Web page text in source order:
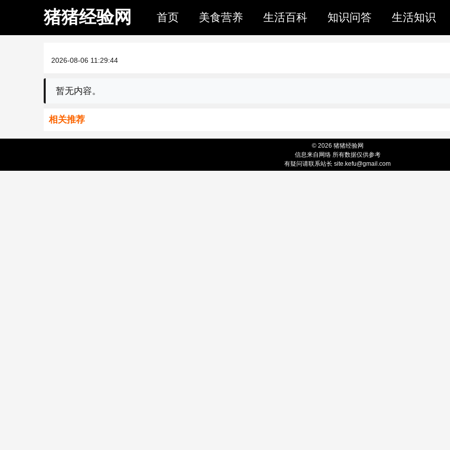
猪猪经验网 首页 美食营养 生活百科 知识问答 生活知识
2026-08-06 11:29:44
暂无内容。
相关推荐
© 2026 猪猪经验网
信息来自网络 所有数据仅供参考
有疑问请联系站长 site.kefu@gmail.com